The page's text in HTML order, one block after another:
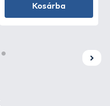
Kosárba